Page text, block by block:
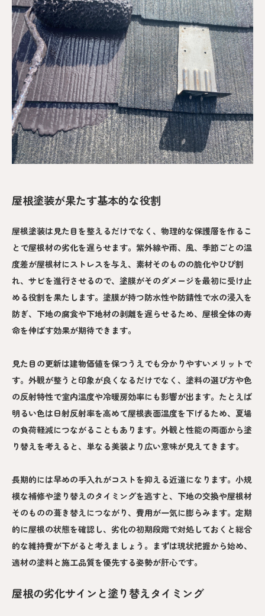
屋根塗装が果たす基本的な役割
屋根塗装は見た目を整えるだけでなく、物理的な保護層を作るこ
とで屋根材の劣化を遅らせます。紫外線や雨、風、季節ごとの温
度差が屋根材にストレスを与え、素材そのものの脆化やひび割
れ、サビを進行させるので、塗膜がそのダメージを最初に受け止
める役割を果たします。塗膜が持つ防水性や防錆性で水の浸入を
防ぎ、下地の腐食や下地材の剥離を遅らせるため、屋根全体の寿
命を伸ばす効果が期待できます。
見た目の更新は建物価値を保つうえでも分かりやすいメリットで
す。外観が整うと印象が良くなるだけでなく、塗料の選び方や色
の反射特性で室内温度や冷暖房効率にも影響が出ます。たとえば
明るい色は日射反射率を高めて屋根表面温度を下げるため、夏場
の負荷軽減につながることもあります。外観と性能の両面から塗
り替えを考えると、単なる美装より広い意味が見えてきます。
長期的には早めの手入れがコストを抑える近道になります。小規
模な補修や塗り替えのタイミングを逃すと、下地の交換や屋根材
そのものの葺き替えにつながり、費用が一気に膨らみます。定期
的に屋根の状態を確認し、劣化の初期段階で対処しておくと総合
的な維持費が下がると考えましょう。まずは現状把握から始め、
適材の塗料と施工品質を優先する姿勢が肝心です。
屋根の劣化サインと塗り替えタイミング